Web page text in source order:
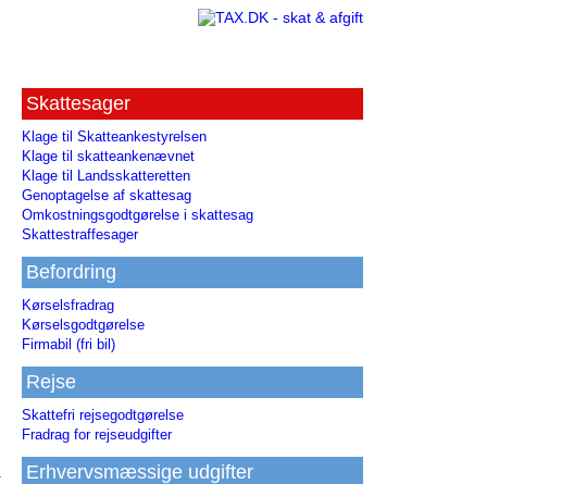
Skattesager
Klage til Skatteankestyrelsen
Klage til skatteankenævnet
Klage til Landsskatteretten
Genoptagelse af skattesag
Omkostningsgodtgørelse i skattesag
Skattestraffesager
Befordring
Kørselsfradrag
Kørselsgodtgørelse
Firmabil (fri bil)
Rejse
Skattefri rejsegodtgørelse
Fradrag for rejseudgifter
Erhvervsmæssige udgifter